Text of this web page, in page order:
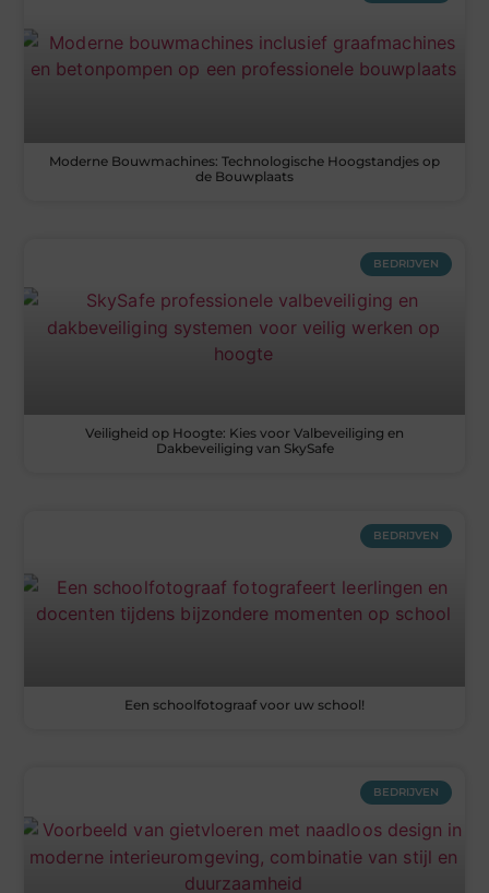
Moderne Bouwmachines: Technologische Hoogstandjes op
de Bouwplaats
BEDRIJVEN
Veiligheid op Hoogte: Kies voor Valbeveiliging en
Dakbeveiliging van SkySafe
BEDRIJVEN
Een schoolfotograaf voor uw school!
BEDRIJVEN